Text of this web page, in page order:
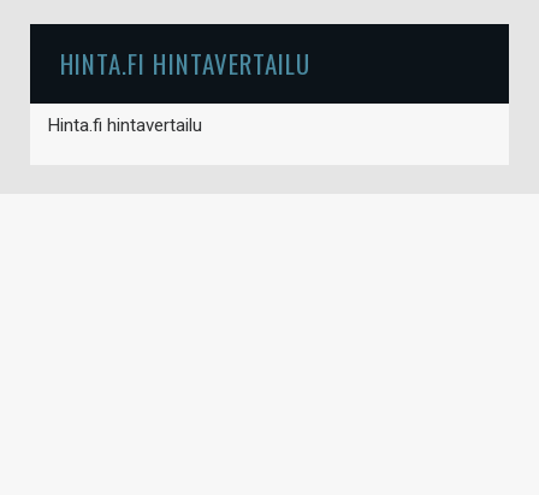
HINTA.FI HINTAVERTAILU
Hinta.fi hintavertailu